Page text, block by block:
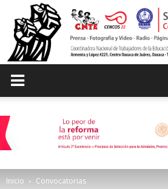
de
Inicio Convocatorias